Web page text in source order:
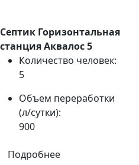
Септик Горизонтальная
станция Аквалос 5
Количество человек:
5
Объем переработки
(л/сутки):
900
Подробнее